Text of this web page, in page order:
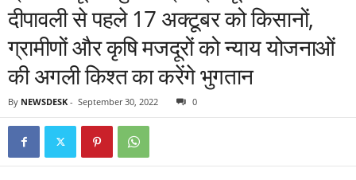
दीपावली से पहले 17 अक्टूबर को किसानों,
ग्रामीणों और कृषि मजदूरों को न्याय योजनाओं
की अगली किश्त का करेंगे भुगतान
By NEWSDESK - September 30, 2022 0